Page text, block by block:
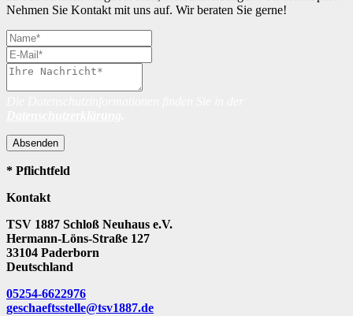
Nehmen Sie Kontakt mit uns auf. Wir beraten Sie gerne!
Absenden
* Pflichtfeld
Kontakt
TSV 1887 Schloß Neuhaus e.V.
Hermann-Löns-Straße 127
33104 Paderborn
Deutschland
05254-6622976
geschaeftsstelle@tsv1887.de